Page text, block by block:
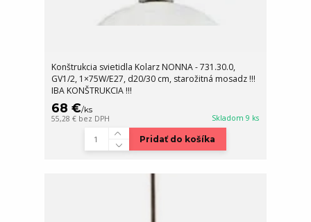
Konštrukcia svietidla Kolarz NONNA - 731.30.0,
GV1/2, 1×75W/E27, d20/30 cm, starožitná mosadz !!!
IBA KONŠTRUKCIA !!!
68 €/ks
55,28 € bez DPH Skladom 9 ks
Pridať do košíka